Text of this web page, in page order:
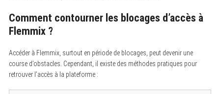
Comment contourner les blocages d’accès à
Flemmix ?
Accéder à Flemmix, surtout en période de blocages, peut devenir une
course d’obstacles. Cependant, il existe des méthodes pratiques pour
retrouver l’accès à la plateforme :